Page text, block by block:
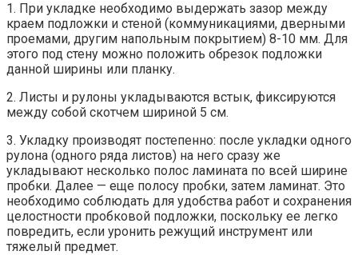
1. При укладке необходимо выдержать зазор между
краем подложки и стеной (коммуникациями, дверными
проемами, другим напольным покрытием) 8-10 мм. Для
этого под стену можно положить обрезок подложки
данной ширины или планку.
2. Листы и рулоны укладываются встык, фиксируются
между собой скотчем шириной 5 см.
3. Укладку производят постепенно: после укладки одного
рулона (одного ряда листов) на него сразу же
укладывают несколько полос ламината по всей ширине
пробки. Далее — еще полосу пробки, затем ламинат. Это
необходимо соблюдать для удобства работ и сохранения
целостности пробковой подложки, поскольку ее легко
повредить, если уронить режущий инструмент или
тяжелый предмет.